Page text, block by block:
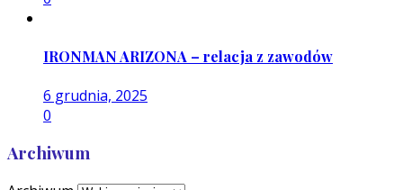
IRONMAN ARIZONA – relacja z zawodów
6 grudnia, 2025
0
Archiwum